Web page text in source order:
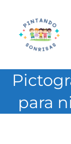
contenido
para